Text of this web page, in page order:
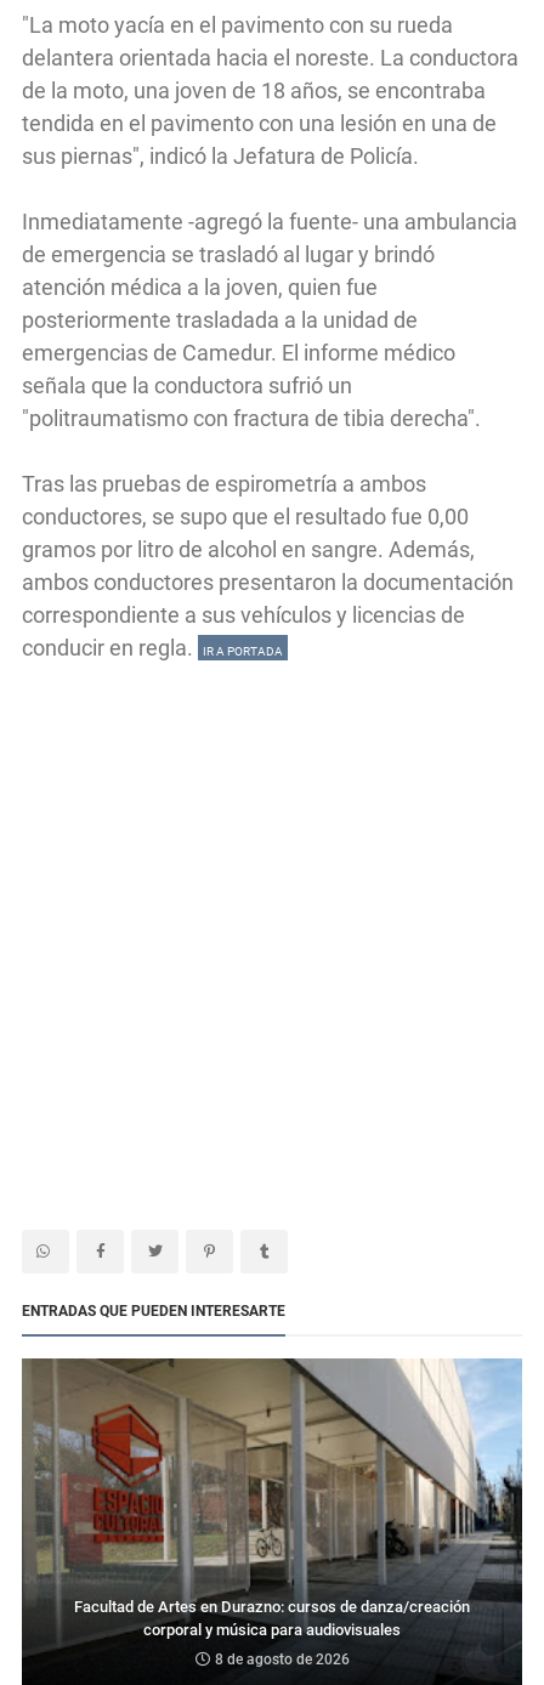
"La moto yacía en el pavimento con su rueda
delantera orientada hacia el noreste. La conductora
de la moto, una joven de 18 años, se encontraba
tendida en el pavimento con una lesión en una de
sus piernas", indicó la Jefatura de Policía.
Inmediatamente -agregó la fuente- una ambulancia
de emergencia se trasladó al lugar y brindó
atención médica a la joven, quien fue
posteriormente trasladada a la unidad de
emergencias de Camedur. El informe médico
señala que la conductora sufrió un
"politraumatismo con fractura de tibia derecha".
Tras las pruebas de espirometría a ambos
conductores, se supo que el resultado fue 0,00
gramos por litro de alcohol en sangre. Además,
ambos conductores presentaron la documentación
correspondiente a sus vehículos y licencias de
conducir en regla.
IR A PORTADA
ENTRADAS QUE PUEDEN INTERESARTE
Facultad de Artes en Durazno: cursos de danza/creación
corporal y música para audiovisuales
8 de agosto de 2026